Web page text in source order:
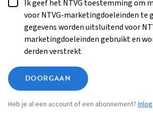
Ik geef het NTVG toestemming om
voor NTVG-marketingdoeleinden te
gegevens worden uitsluitend voor
marketingdoeleinden gebruikt en
derden verstrekt
DOORGAAN
Heb je al een account of een abonnement?